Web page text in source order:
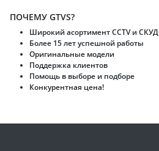
ПОЧЕМУ GTVS?
Широкий асортимент CCTV и CКУД
Более 15 лет успешной работы
Оригинальные модели
Поддержка клиентов
Помощь в выборе и подборе
Конкурентная цена!